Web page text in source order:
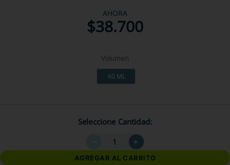
AHORA
$38.700
Volumen
60 ML
Seleccione Cantidad
＋
AGREGAR AL CARRITO